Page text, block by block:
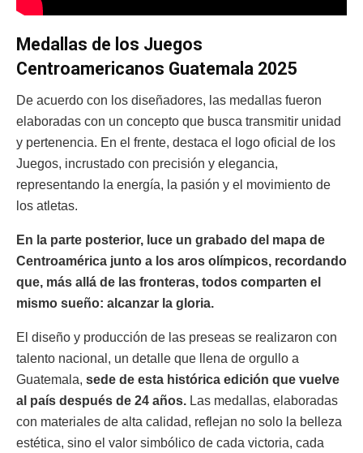
Medallas de los Juegos
Centroamericanos Guatemala 2025
De acuerdo con los diseñadores, las medallas fueron
elaboradas con un concepto que busca transmitir unidad
y pertenencia. En el frente, destaca el logo oficial de los
Juegos, incrustado con precisión y elegancia,
representando la energía, la pasión y el movimiento de
los atletas.
En la parte posterior, luce un grabado del mapa de
Centroamérica junto a los aros olímpicos, recordando
que, más allá de las fronteras, todos comparten el
mismo sueño: alcanzar la gloria.
El diseño y producción de las preseas se realizaron con
talento nacional, un detalle que llena de orgullo a
Guatemala, sede de esta histórica edición que vuelve
al país después de 24 años. Las medallas, elaboradas
con materiales de alta calidad, reflejan no solo la belleza
estética, sino el valor simbólico de cada victoria, cada